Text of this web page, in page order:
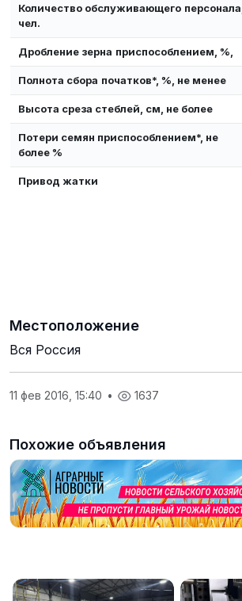
Количество обслуживающего персонала,
чел.
Дробление зерна приспособлением, %,
Полнота сбора початков*, %, не менее
Высота среза стеблей, см, не более
Потери семян приспособлением*, не
более %
Привод жатки
Местоположение
Вся Россия
11 фев 2016, 15:40 • 1637
Похожие объявления